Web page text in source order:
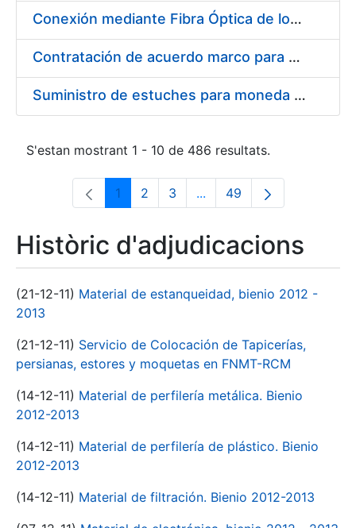
Conexión mediante Fibra Óptica de los Centros de Proceso de Datos (CPDs) de las sedes de la FNMT-RCM de Burgos y Madrid
Contratación de acuerdo marco para el Suministro de Material de Electricidad para la Fábrica Nacional de Moneda y Timbre-Real Casa de la Moneda en su centro de trabajo de Burgos
Suministro de estuches para moneda de 30 €
S'estan mostrant 1 - 10 de 486 resultats.
Pàgina
1 Pàgina
2 Pàgina
3 ...Pàgines intermèdies
Pàgina
49
Històric d'adjudicacions
(21-12-11) Material de estanqueidad, bienio 2012 -
2013
(21-12-11) Servicio de Colocación de Tapicerías,
persianas, estores y moquetas en FNMT-RCM
(14-12-11) Material de perfilería metálica. Bienio
2012-2013
(14-12-11) Material de perfilería de plástico. Bienio
2012-2013
(14-12-11) Material de filtración. Bienio 2012-2013